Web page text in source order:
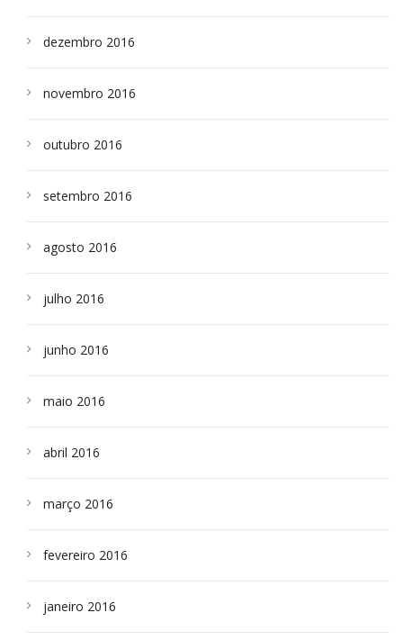
dezembro 2016
novembro 2016
outubro 2016
setembro 2016
agosto 2016
julho 2016
junho 2016
maio 2016
abril 2016
março 2016
fevereiro 2016
janeiro 2016